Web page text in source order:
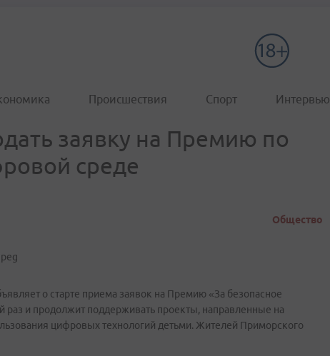
Происшествия Спорт Интервью
заявку на Премию по
среде
Общество
о старте приема заявок на Премию «За безопасное
раз и продолжит поддерживать проекты, направленные на
цифровых технологий детьми. Жителей Приморского